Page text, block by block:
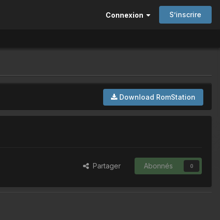
Connexion S’inscrire
Download RomStation
Partager Abonnés 0